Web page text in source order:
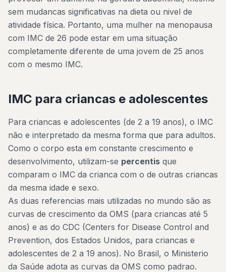
sem mudancas significativas na dieta ou nivel de
atividade física. Portanto, uma mulher na menopausa
com IMC de 26 pode estar em uma situação
completamente diferente de uma jovem de 25 anos
com o mesmo IMC.
IMC para criancas e adolescentes
Para criancas e adolescentes (de 2 a 19 anos), o IMC
não e interpretado da mesma forma que para adultos.
Como o corpo esta em constante crescimento e
desenvolvimento, utilizam-se percentis que
comparam o IMC da crianca com o de outras criancas
da mesma idade e sexo.
As duas referencias mais utilizadas no mundo são as
curvas de crescimento da OMS (para criancas até 5
anos) e as do CDC (Centers for Disease Control and
Prevention, dos Estados Unidos, para criancas e
adolescentes de 2 a 19 anos). No Brasil, o Ministerio
da Saúde adota as curvas da OMS como padrao.